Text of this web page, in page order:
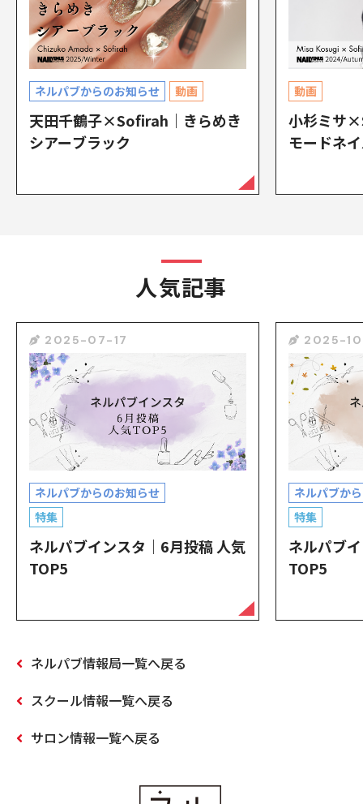
ネルパブからのお知らせ 動画
天田千鶴子×Sofirah｜きらめき
シアーブラック
動画
小杉ミサ
モードネ
人気記事
2025-07-17
ネルパブからのお知らせ
特集
ネルパブインスタ｜6月投稿 人気
TOP5
2025-
ネルパブか
特集
ネルパブ
TOP5
ネルパブ情報局一覧へ戻る
スクール情報一覧へ戻る
サロン情報一覧へ戻る